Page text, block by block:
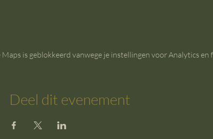
Maps is geblokkeerd vanwege je instellingen voor Analytics en
Deel dit evenement